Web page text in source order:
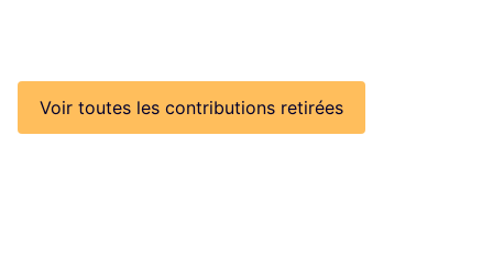
Voir toutes les contributions retirées